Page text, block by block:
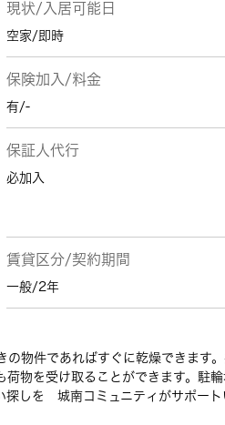
現状/入居可能日
空家/即時
保険加入/料金
有/-
保証人代行
必加入
賃貸区分/契約期間
一般/2年
物件であればすぐに乾燥できます
物を受け取ることができます。駐輪
探しを 城南コミュニティがサポート